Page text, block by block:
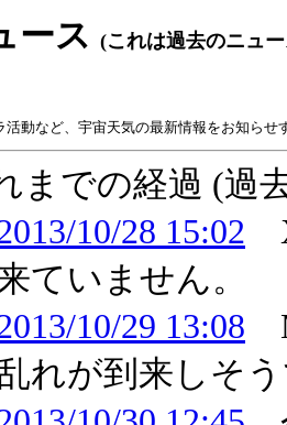
ース (これは過去のニュ
動など、宇宙天気の最新情報をお知らせ
までの経過 (過
10/28 15:02
ていません。
10/29 13:08
れが到来しそ